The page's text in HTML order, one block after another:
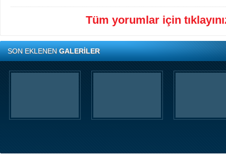
Tüm yorumlar için
SON EKLENENGALERİLER